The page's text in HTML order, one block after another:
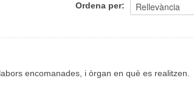
Ordena per
encomanades, i òrgan en què es realitzen.